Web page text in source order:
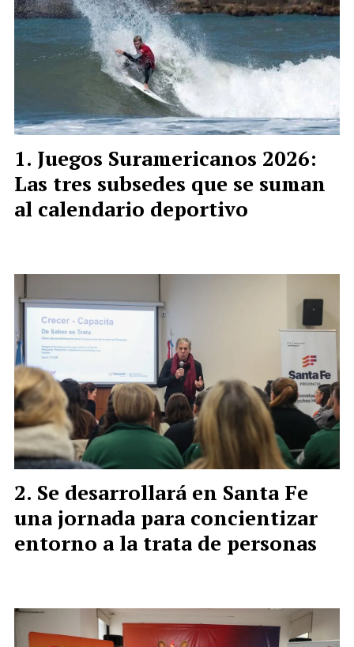
Juegos Suramericanos 2026:
Las tres subsedes que se suman
al calendario deportivo
Se desarrollará en Santa Fe
una jornada para concientizar
entorno a la trata de personas